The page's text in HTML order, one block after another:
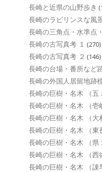
長崎と近県の山野歩き
長崎のラビリンスな風
長崎の三角点・水準点
長崎の古写真考 １ (270)
長崎の古写真考 ２ (146)
長崎の台場・番所など
長崎の外国人居留地跡
長崎の巨樹・名木 （五
長崎の巨樹・名木 （壱
長崎の巨樹・名木 （大
長崎の巨樹・名木 （東
長崎の巨樹・名木 （県
長崎の巨樹・名木 （西
長崎の巨樹・名木 （諌